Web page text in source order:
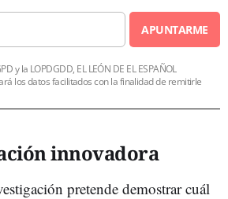
APUNTARME
y la LOPDGDD, EL LEÓN DE EL ESPAÑOL
los datos facilitados con la finalidad de remitirle
innovadora
pretende demostrar cuál